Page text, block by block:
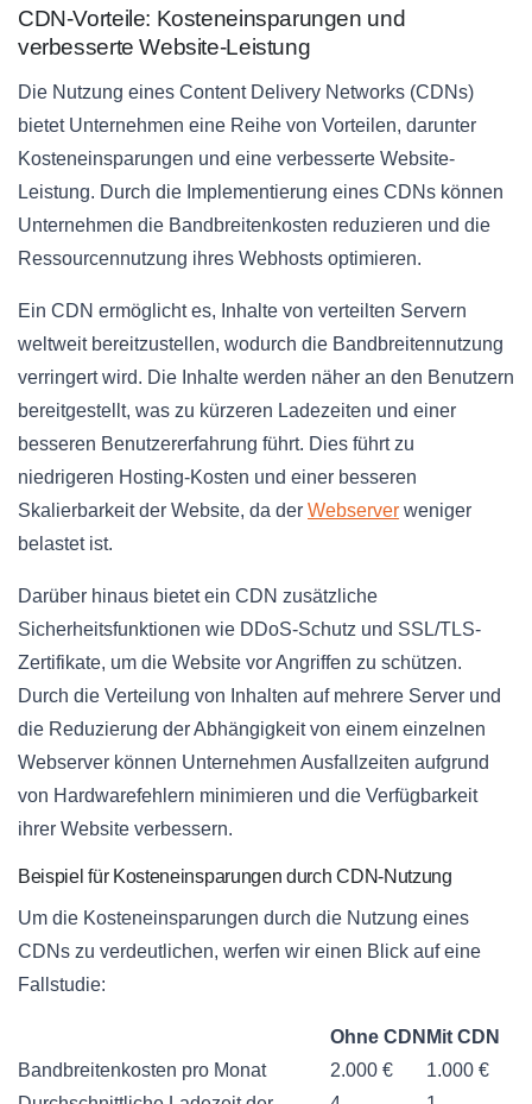
CDN-Vorteile: Kosteneinsparungen und
verbesserte Website-Leistung
Die Nutzung eines Content Delivery Networks (CDNs)
bietet Unternehmen eine Reihe von Vorteilen, darunter
Kosteneinsparungen und eine verbesserte Website-
Leistung. Durch die Implementierung eines CDNs können
Unternehmen die Bandbreitenkosten reduzieren und die
Ressourcennutzung ihres Webhosts optimieren.
Ein CDN ermöglicht es, Inhalte von verteilten Servern
weltweit bereitzustellen, wodurch die Bandbreitennutzung
verringert wird. Die Inhalte werden näher an den Benutzern
bereitgestellt, was zu kürzeren Ladezeiten und einer
besseren Benutzererfahrung führt. Dies führt zu
niedrigeren Hosting-Kosten und einer besseren
Skalierbarkeit der Website, da der Webserver weniger
belastet ist.
Darüber hinaus bietet ein CDN zusätzliche
Sicherheitsfunktionen wie DDoS-Schutz und SSL/TLS-
Zertifikate, um die Website vor Angriffen zu schützen.
Durch die Verteilung von Inhalten auf mehrere Server und
die Reduzierung der Abhängigkeit von einem einzelnen
Webserver können Unternehmen Ausfallzeiten aufgrund
von Hardwarefehlern minimieren und die Verfügbarkeit
ihrer Website verbessern.
Beispiel für Kosteneinsparungen durch CDN-Nutzung
Um die Kosteneinsparungen durch die Nutzung eines
CDNs zu verdeutlichen, werfen wir einen Blick auf eine
Fallstudie:
Ohne CDN Mit CDN
Bandbreitenkosten pro Monat
2.000 €
1.000 €